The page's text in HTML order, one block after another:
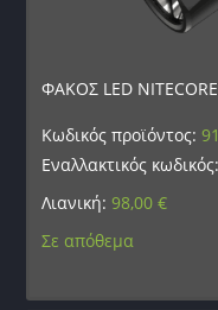
ΦΑΚΟΣ LED
Κωδικός προϊόντος:
Εναλλακτικός κωδικός:
Λιανική:98,00€
Σε απόθεμα